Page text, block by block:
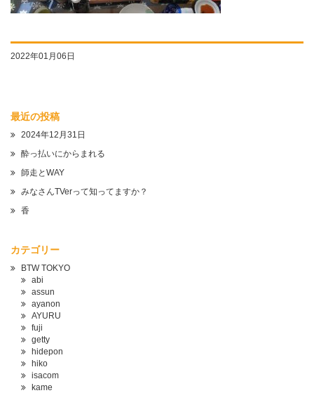
2022年01月06日
最近の投稿
2024年12月31日
酔っ払いにからまれる
師走とWAY
みなさんTVerって知ってますか？
香
カテゴリー
BTW TOKYO
abi
assun
ayanon
AYURU
fuji
getty
hidepon
hiko
isacom
kame